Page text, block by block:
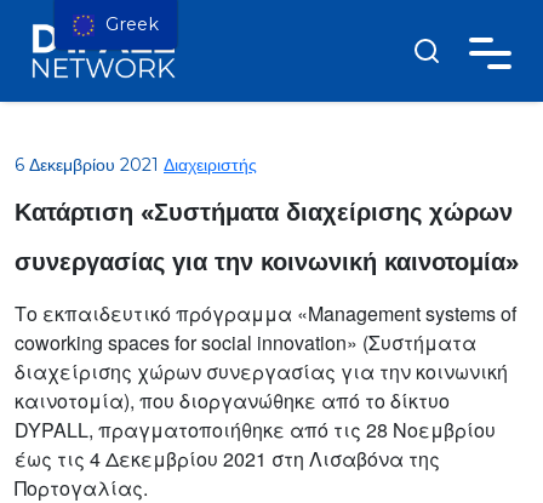
6 Δεκεμβρίου 2021 Διαχειριστής
Κατάρτιση «Συστήματα διαχείρισης χώρων
συνεργασίας για την κοινωνική καινοτομία»
Το εκπαιδευτικό πρόγραμμα «Management systems of
coworking spaces for social innovation» (Συστήματα
διαχείρισης χώρων συνεργασίας για την κοινωνική
καινοτομία), που διοργανώθηκε από το δίκτυο
DYPALL, πραγματοποιήθηκε από τις 28 Νοεμβρίου
έως τις 4 Δεκεμβρίου 2021 στη Λισαβόνα της
Πορτογαλίας.
Greek